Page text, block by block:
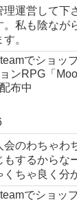
運営して下
私も陰なが
。
でショッ
ンRPG「
布中
会のわちゃわ
もするからな
くちゃ良く分
でショッ